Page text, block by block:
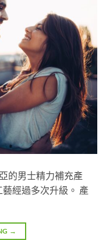
的男士精力補充產
經過多次升級。 產
→